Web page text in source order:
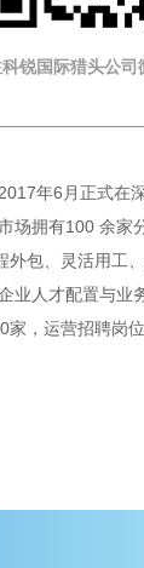
锐国际猎头公
年6月正式
拥有100 余家
包、灵活用
业人才配置与
，运营招聘